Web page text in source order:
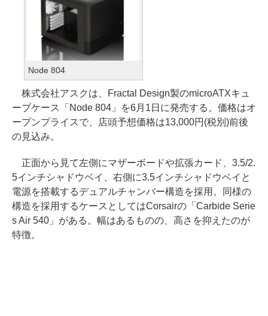
Node 804
株式会社アスクは、Fractal Design製のmicroATXキュ
ーブケース「Node 804」を6月1日に発売する。価格はオ
ープンプライスで、店頭予想価格は13,000円(税別)前後
の見込み。
正面から見て左側にマザーボードや拡張カード、3.5/2.
5インチシャドウベイ、右側に3.5インチシャドウベイと
電源を搭載するデュアルチャンバー構造を採用。同様の
構造を採用するケースとしてはCorsairの「Carbide Serie
s Air 540」がある。幅はあるものの、高さを抑えたのが
特徴。